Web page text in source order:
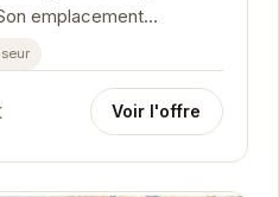
emplacement
équipements modernes
Voir l'offre